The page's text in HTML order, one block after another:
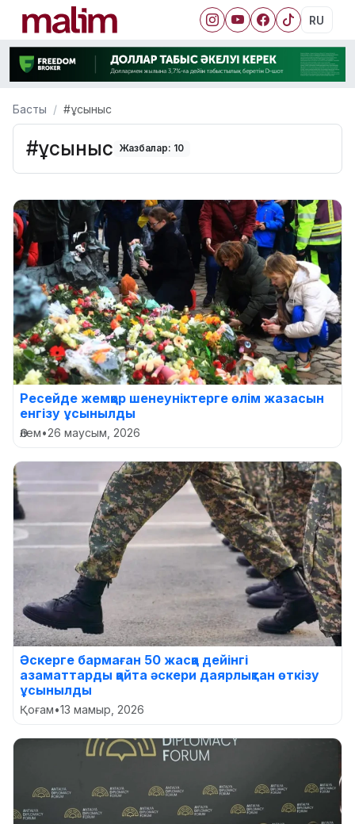
RU
Басты #ұсыныс
#ұсыныс Жазбалар: 10
Ресейде жемқор шенеуніктерге өлім жазасын
енгізу ұсынылды
Әлем•26 маусым, 2026
Әскерге бармаған 50 жасқа дейінгі
азаматтарды қайта әскери даярлықтан өткізу
ұсынылды
Қоғам•13 мамыр, 2026